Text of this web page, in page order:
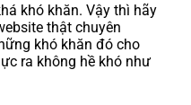
khó khăn. Vậy thì hãy
thật chuyên
khó khăn đó cho
ra không hề khó như